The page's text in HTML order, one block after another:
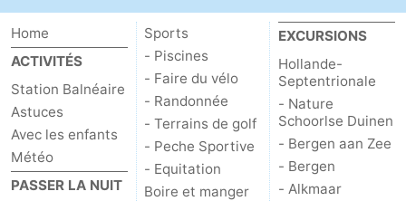
Home
ACTIVITÉS
Station Balnéaire
Astuces
Avec les enfants
Météo
PASSER LA NUIT
Sports
- Piscines
- Faire du vélo
- Randonnée
- Terrains de golf
- Peche Sportive
- Equitation
Boire et manger
EXCURSIONS
Hollande-
Septentrionale
- Nature
Schoorlse Duinen
- Bergen aan Zee
- Bergen
- Alkmaar